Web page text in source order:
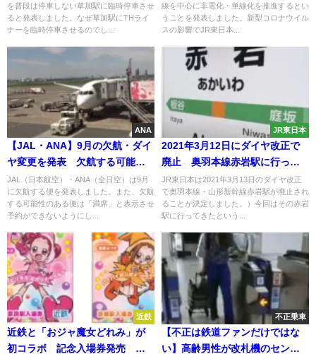
を普段は停車しない草加駅に臨時停車させ
ると発表しました。なぜ草加駅にTHライ
ナーを臨時停車させるのでし...
え
線を中心に非電化・単線化を推進するとい
うことを発表しました。新型コロナウイル
スの影響でJR東日本...
ANA
【JAL・ANA】9月の欠航・ダイ
ヤ変更を発表 欠航する可能性
が高い便は「満席」と表示
JAL（日本航空）・ANA（全日空）は9月
に欠航する便を発表しました。また、欠航
する可能性のある便は「満席」と表示させ
予約ができないようにし...
JR東日本
2021年3月12日にダイヤ改正で
廃止 奥羽本線赤岩駅に行って
みた
JR東日本は2021年3月13日のダイヤ改正
で奥羽本線・山形新幹線赤岩駅が廃止され
ることが決定しました。）今回はその赤岩
駅に行ってきたという...
近鉄
近鉄と「おジャ魔女どれみ」が
初コラボ 記念入場券発売 ビ
不正乗車
【不正は鉄道ファンだけではな
い】高齢男性が改札機のセンサ